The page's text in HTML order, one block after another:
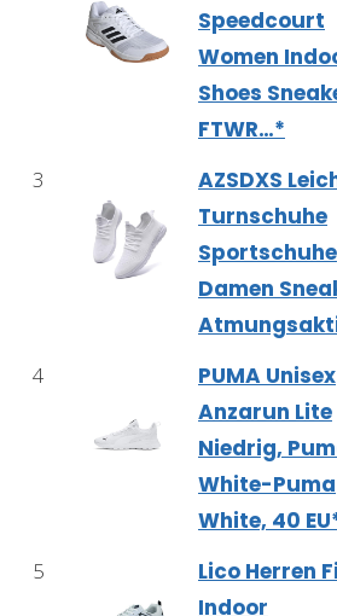
Speedcourt
Women
Shoes
FTWR…*
3
AZSDXS
Turnschuhe
Sportschuhe
Damen
4
PUMA Unisex
Anzarun Lite
Niedrig,
White-Puma
White, 40
5
Lico Herren
Indoor